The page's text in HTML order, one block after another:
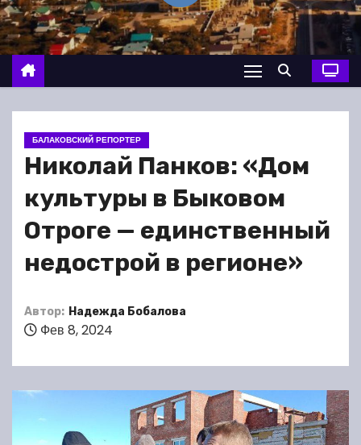
о
м
у
БАЛАКОВСКИЙ РЕПОРТЕР
Николай Панков: «Дом
культуры в Быковом
Отроге — единственный
недострой в регионе»
Автор: Надежда Бобалова
Фев 8, 2024